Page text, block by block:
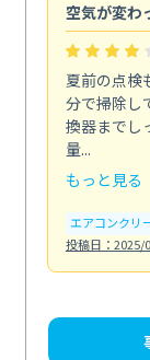
空気が変わ
夏前の点検
分で掃除し
換器までし
量...
もっと見る
エアコンクリ
投稿日：2025/